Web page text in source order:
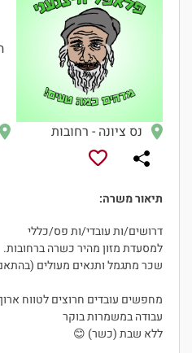
נס ציונה - רחובות
תיאור משרה:
דרושים/ות עובדי/ות פס/כללי
למסעדת מזון מהיר כשרה ברחובות.
שכר מתגמל ותנאים מעולים (בהתאם
מחפשים עובדים חרוצים לטווח
עבודה במשמרות בוקר
ללא שבת (כשר) 😊